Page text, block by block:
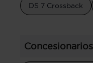
DS 7 Crossback